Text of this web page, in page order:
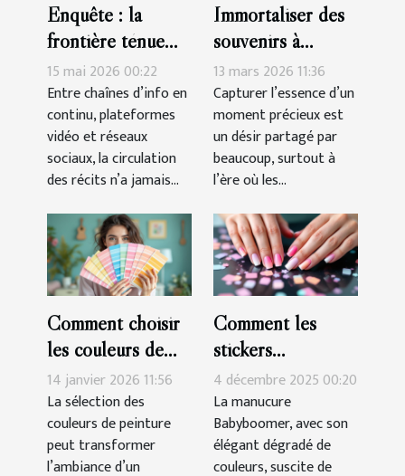
Enquête : la
frontière ténue
entre information,
culture et
manipulation
15 mai 2026 00:22
Entre chaînes d’info en
continu, plateformes
vidéo et réseaux
sociaux, la circulation
des récits n’a jamais...
Immortaliser des
souvenirs à
travers des porte-
clés sur mesure
13 mars 2026 11:36
Capturer l’essence d’un
moment précieux est
un désir partagé par
beaucoup, surtout à
l’ère où les...
Comment choisir
les couleurs de
peinture pour
harmoniser votre
espace ?
14 janvier 2026 11:56
La sélection des
couleurs de peinture
peut transformer
l’ambiance d’un
Comment les
stickers
simplifient-ils la
réalisation d'une
manucure
Babyboomer ?
4 décembre 2025 00:20
La manucure
Babyboomer, avec son
élégant dégradé de
couleurs, suscite de